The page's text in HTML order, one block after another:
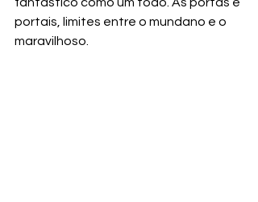
portais, limites entre o mundano e o
maravilhoso.